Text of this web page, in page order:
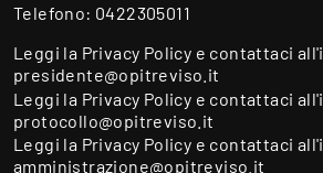
Telefono: 0422305011
Leggi la Privacy Policy e contattaci
presidente@opitreviso.it
Leggi la Privacy Policy e contattaci
protocollo@opitreviso.it
Leggi la Privacy Policy e contattaci
amministrazione@opitreviso.it